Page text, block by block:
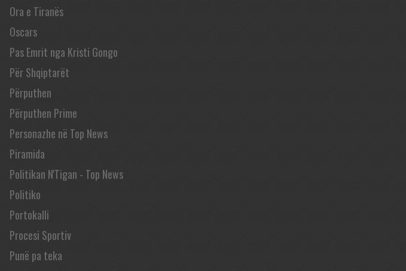
Ora e Tiranës
Oscars
Pas Emrit nga Kristi Gongo
Për Shqiptarët
Përputhen
Përputhen Prime
Personazhe në Top News
Piramida
Politikan N'Tigan - Top News
Politiko
Portokalli
Procesi Sportiv
Punë pa teka